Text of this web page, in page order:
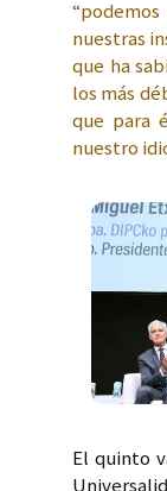
nuestras
que ha
los más
que para
nuestro
El quinto